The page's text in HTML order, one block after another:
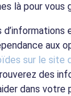
là pour vous
aux
sur le site
des
dans votre